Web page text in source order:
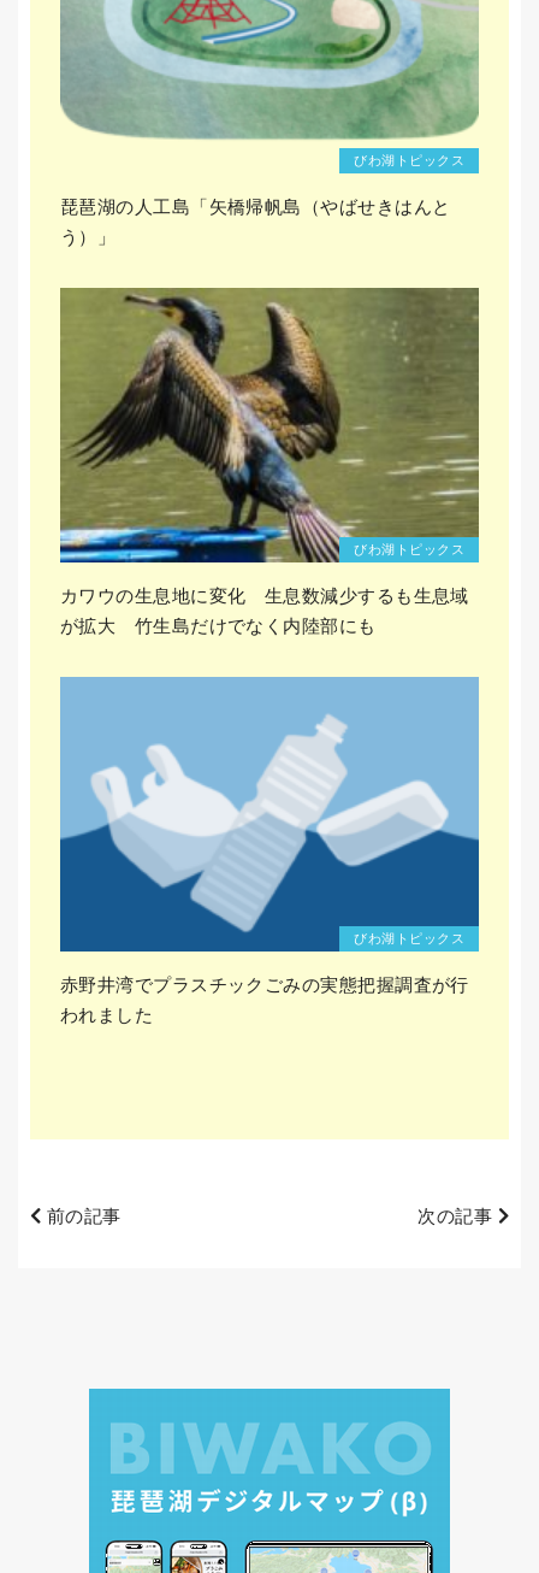
びわ湖トピックス
琵琶湖の人工島「矢橋帰帆島（やばせきはんと
う）」
びわ湖トピックス
カワウの生息地に変化 生息数減少するも生息域
が拡大 竹生島だけでなく内陸部にも
びわ湖トピックス
赤野井湾でプラスチックごみの実態把握調査が行
われました
前の記事 次の記事